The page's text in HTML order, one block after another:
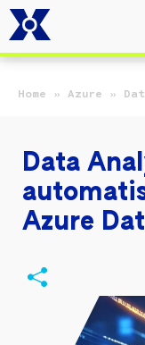
Home » Azure »
Data
Azure